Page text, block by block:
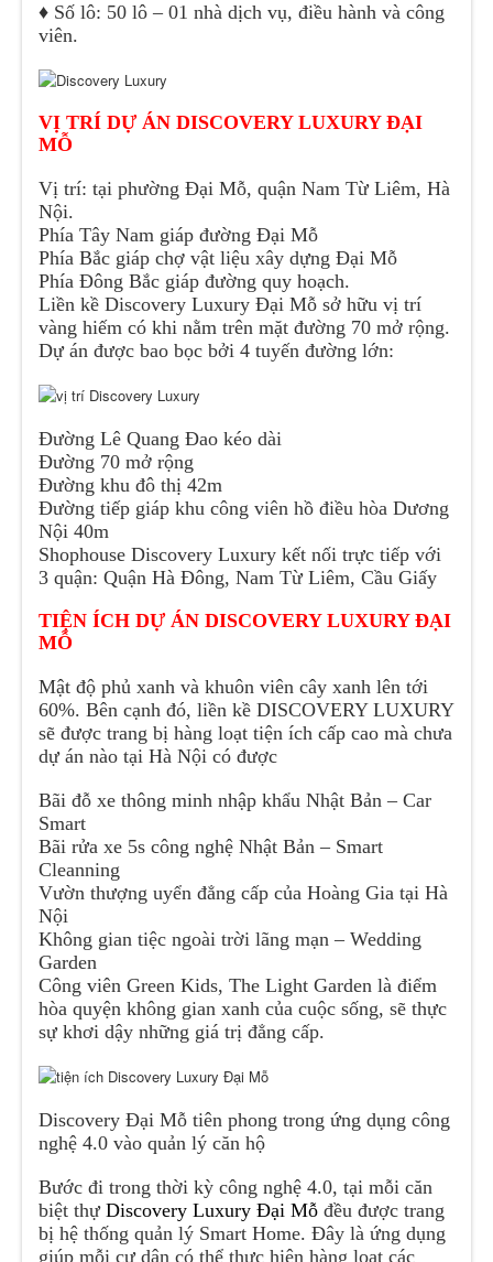
♦ Số lô: 50 lô – 01 nhà dịch vụ, điều hành và công
viên.
VỊ TRÍ DỰ ÁN DISCOVERY LUXURY ĐẠI
MỖ
Vị trí: tại phường Đại Mỗ, quận Nam Từ Liêm, Hà
Nội.
Phía Tây Nam giáp đường Đại Mỗ
Phía Bắc giáp chợ vật liệu xây dựng Đại Mỗ
Phía Đông Bắc giáp đường quy hoạch.
Liền kề Discovery Luxury Đại Mỗ sở hữu vị trí
vàng hiếm có khi nằm trên mặt đường 70 mở rộng.
Dự án được bao bọc bởi 4 tuyến đường lớn:
Đường Lê Quang Đao kéo dài
Đường 70 mở rộng
Đường khu đô thị 42m
Đường tiếp giáp khu công viên hồ điều hòa Dương
Nội 40m
Shophouse Discovery Luxury kết nối trực tiếp với
3 quận: Quận Hà Đông, Nam Từ Liêm, Cầu Giấy
TIỆN ÍCH DỰ ÁN DISCOVERY LUXURY ĐẠI
MỖ
Mật độ phủ xanh và khuôn viên cây xanh lên tới
60%. Bên cạnh đó, liền kề DISCOVERY LUXURY
sẽ được trang bị hàng loạt tiện ích cấp cao mà chưa
dự án nào tại Hà Nội có được
Bãi đỗ xe thông minh nhập khẩu Nhật Bản – Car
Smart
Bãi rửa xe 5s công nghệ Nhật Bản – Smart
Cleanning
Vườn thượng uyển đẳng cấp của Hoàng Gia tại Hà
Nội
Không gian tiệc ngoài trời lãng mạn – Wedding
Garden
Công viên Green Kids, The Light Garden là điểm
hòa quyện không gian xanh của cuộc sống, sẽ thực
sự khơi dậy những giá trị đẳng cấp.
Discovery Đại Mỗ tiên phong trong ứng dụng công
nghệ 4.0 vào quản lý căn hộ
Bước đi trong thời kỳ công nghệ 4.0, tại mỗi căn
biệt thựDiscovery Luxury Đại Mỗ đều được trang
bị hệ thống quản lý Smart Home. Đây là ứng dụng
giúp mỗi cư dân có thể thực hiện hàng loạt các